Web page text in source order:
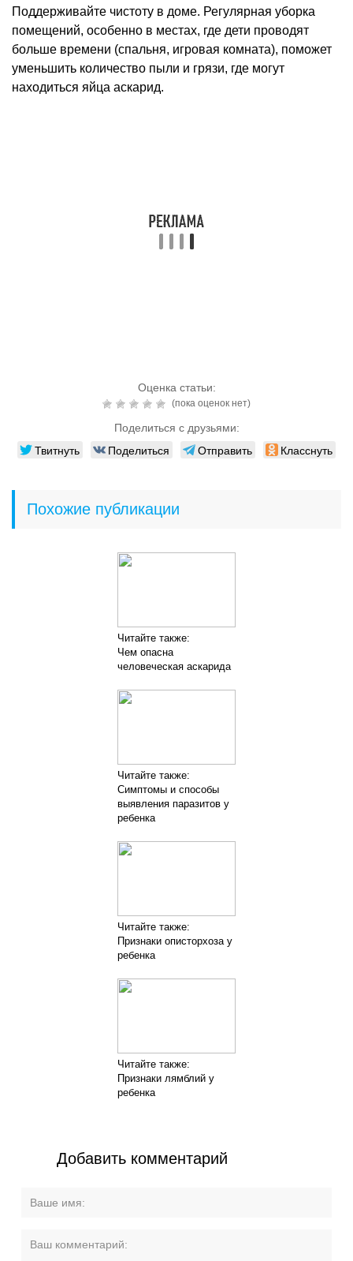
Поддерживайте чистоту в доме. Регулярная уборка
помещений, особенно в местах, где дети проводят
больше времени (спальня, игровая комната), поможет
уменьшить количество пыли и грязи, где могут
находиться яйца аскарид.
Оценка статьи:
(пока оценок нет)
Поделиться с друзьями:
Твитнуть Поделиться Отправить Класснуть
Похожие публикации
Читайте также:
Чем опасна
человеческая аскарида
Читайте также:
Симптомы и способы
выявления паразитов у
ребенка
Читайте также:
Признаки описторхоза у
ребенка
Читайте также:
Признаки лямблий у
ребенка
Добавить комментарий